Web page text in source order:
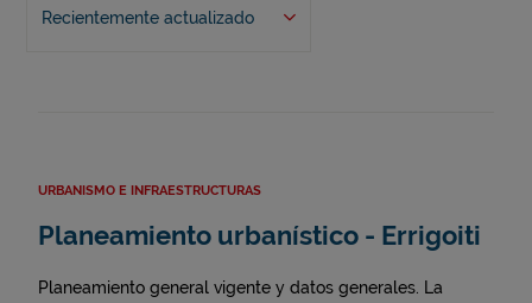
Recientemente actualizado
URBANISMO E INFRAESTRUCTURAS
Planeamiento urbanístico - Errigoiti
Planeamiento general vigente y datos generales. La